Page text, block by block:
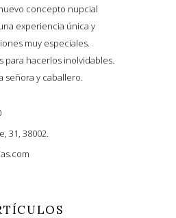
concepto nupcial
experiencia única y
muy especiales.
para hacerlos inolvidables.
señora y caballero.
31, 38002.